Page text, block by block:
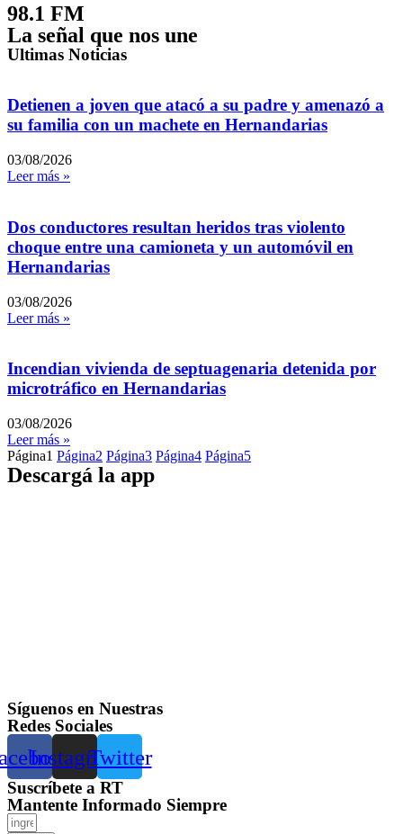
98.1 FM
La señal que nos une
Ultimas Noticias
Detienen a joven que atacó a su padre y amenazó a
su familia con un machete en Hernandarias
03/08/2026
Leer más »
Dos conductores resultan heridos tras violento
choque entre una camioneta y un automóvil en
Hernandarias
03/08/2026
Leer más »
Incendian vivienda de septuagenaria detenida por
microtráfico en Hernandarias
03/08/2026
Leer más »
Página1 Página2 Página3 Página4 Página5
Descargá la app
Síguenos en Nuestras
Redes Sociales
InstagramTwitter
Suscríbete a RT
Mantente Informado Siempre